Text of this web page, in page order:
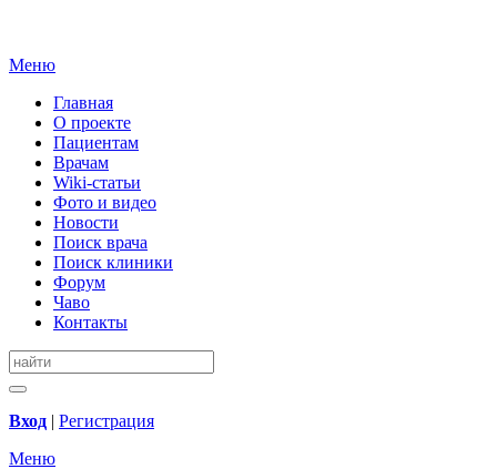
Меню
Главная
О проекте
Пациентам
Врачам
Wiki-статьи
Фото и видео
Новости
Поиск врача
Поиск клиники
Форум
Чаво
Контакты
Вход | Регистрация
Меню